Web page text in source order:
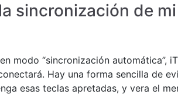
sincronización de
modo “sincronización automática”,
Hay una forma sencilla de
esas teclas apretadas, y vera el